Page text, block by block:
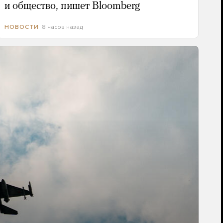
и общество, пишет Bloomberg
НОВОСТИ 8 часов назад